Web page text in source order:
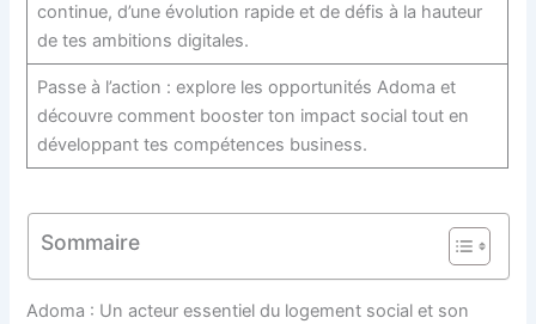
continue, d’une évolution rapide et de défis à la hauteur
de tes ambitions digitales.
Passe à l’action : explore les opportunités Adoma et
découvre comment booster ton impact social tout en
développant tes compétences business.
Sommaire
Adoma : Un acteur essentiel du logement social et son